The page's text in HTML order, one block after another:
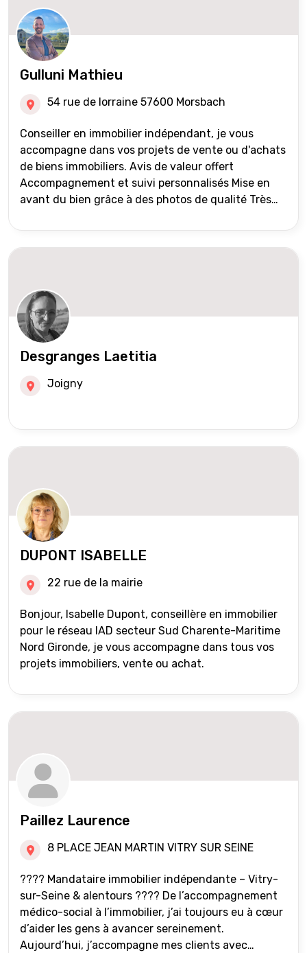
Gulluni Mathieu
54 rue de lorraine 57600 Morsbach
Conseiller en immobilier indépendant, je vous
accompagne dans vos projets de vente ou d'achats
de biens immobiliers. Avis de valeur offert
Accompagnement et suivi personnalisés Mise en
avant du bien grâce à des photos de qualité Très
international) Validation du financement des
acquéreurs auprès de partenaires financiers
réseau Iad France et Iad Deutschland Inter agence
Desgranges Laetitia
Joigny
DUPONT ISABELLE
22 rue de la mairie
Bonjour, Isabelle Dupont, conseillère en immobilier
pour le réseau IAD secteur Sud Charente-Maritime
Nord Gironde, je vous accompagne dans tous vos
projets immobiliers, vente ou achat.
Paillez Laurence
8 PLACE JEAN MARTIN VITRY SUR SEINE
???? Mandataire immobilier indépendante – Vitry-
sur-Seine & alentours ???? De l’accompagnement
médico-social à l’immobilier, j’ai toujours eu à cœur
d’aider les gens à avancer sereinement.
Aujourd’hui, j’accompagne mes clients avec